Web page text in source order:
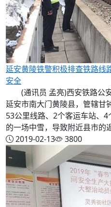
延安黄陵铁警积极排查铁路线
安全
(通讯员 孟亮)西安铁路公
延安市南大门黄陵县，管辖甘
53公里线路、2个客运车站、
的一场中雪，导致附近县市的
2019-02-13
3800